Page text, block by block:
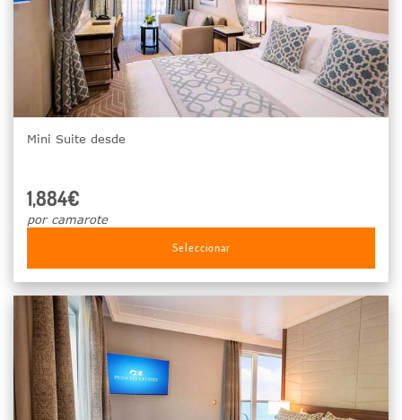
Mini Suite desde
1,884€
por camarote
Seleccionar